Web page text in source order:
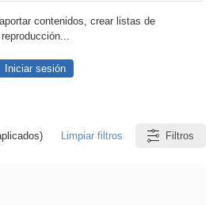
contenidos, crear listas de
reproducción...
Iniciar sesión
Limpiar filtros Filtros